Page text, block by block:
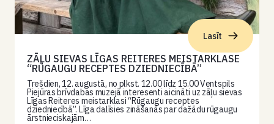
Lasīt
ZĀĻU SIEVAS LĪGAS REITERES MEISTARKLASE
“RŪGAUGU RECEPTES DZIEDNIECĪBĀ”
Trešdien, 12. augustā, no plkst. 12.00 līdz 15.00 Ventspils
Piejūras brīvdabas muzejā interesenti aicināti uz zāļu sievas
Līgas Reiteres meistarklasi “Rūgaugu receptes
dziedniecībā”. Līga dalīsies zināšanās par dažādu rūgaugu
ārstnieciskajām…